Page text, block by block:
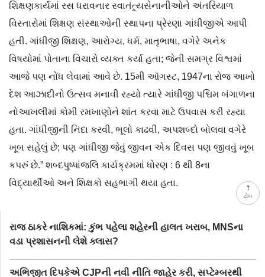
ટોચ
શિક્ષણકાર્યમાં રસ ધરાવનાર સ્વાતંત્ર્યસેનાનીઓને અંતરિયાળ
વિસ્તારોમાં શિક્ષણ સંસ્થાઓની સ્થાપના પ્રેરણા ગાંધીજીએ આપી
હતી. ગાંધીજી શિક્ષણ, આરોગ્ય, ધર્મ, માતૃભાષા, વગેરે અનેક
વિષયોમાં પોતાના વિચારો વ્યક્ત કર્યા હતા; જેની સમગ્ર વિશ્વમાં
આજે પણ નોંધ લેવામાં આવે છે. 15મી ઑગસ્ટ, 1947ના રોજ આખો
દેશ આઝાદીનો ઉત્સવ મનાવી રહ્યો ત્યારે ગાંધીજી પશ્ચિમ બંગાળના
નોઆખલીમાં કોમી રમખાણોને શાંત કરવા માટે ઉપવાસ કરી રહ્યા
હતા. ગાંધીજીની નિંદા કરવી, ભૂલો કાઢવી, અપશબ્દો બોલવા વગેરે
ખૂબ સહેલું છે; પણ ગાંધીજી જેવું જીવન એક દિવસ પણ જીવવું ખૂબ
કપરું છે.” શબ્દપુષ્પાંજલિ કાર્યક્રમમાં ધોરણ : 6 થી 8ના
વિદ્યાર્થીઓ અને શિક્ષકો સહભાગી થયા હતા.
રાજ ઠાકરે નાશિકમાં: કુંભ પહેલા શહેરની હાલત ખરાબ, MNSના
વડા પ્રશાસનની લેશે ક્લાસ?
અભિજીત દિપકેએ CJPની નવી નીતિ જાહેર કરી, સપ્ટેમ્બરથી